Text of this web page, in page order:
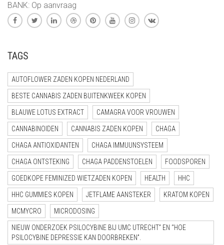
BANK: Op aanvraag
TAGS
AUTOFLOWER ZADEN KOPEN NEDERLAND
BESTE CANNABIS ZADEN BUITENKWEEK KOPEN
BLAUWE LOTUS EXTRACT CAMAGRA VOOR VROUWEN
CANNABINOIDEN CANNABIS ZADEN KOPEN CHAGA
CHAGA ANTIOXIDANTEN CHAGA IMMUUNSYSTEEM
CHAGA ONTSTEKING CHAGA PADDENSTOELEN FOODSPOREN
GOEDKOPE FEMINIZED WIETZADEN KOPEN HEALTH HHC
HHC GUMMIES KOPEN JETFLAME AANSTEKER KRATOM KOPEN
MCMYCRO MICRODOSING
NIEUW ONDERZOEK PSILOCYBINE BIJ UMC UTRECHT” EN “HOE
PSILOCYBINE DEPRESSIE KAN DOORBREKEN”.